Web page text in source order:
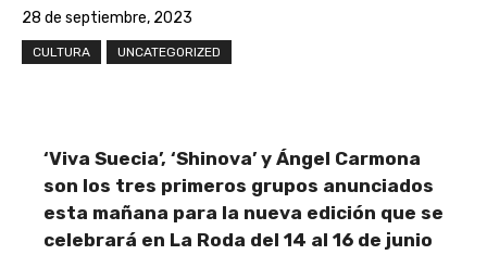
28 de septiembre, 2023
CULTURA UNCATEGORIZED
‘Viva Suecia’, ‘Shinova’ y Ángel Carmona
son los tres primeros grupos anunciados
esta mañana para la nueva edición que se
celebrará en La Roda del 14 al 16 de junio